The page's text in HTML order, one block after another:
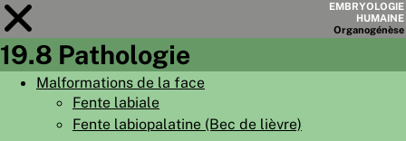
EMBRYOLOGIE
HUMAINE
Organogénèse
Module19
19.8 Pathologie
Malformations de la face
Fente labiale
Fente labiopalatine (Bec de lièvre)